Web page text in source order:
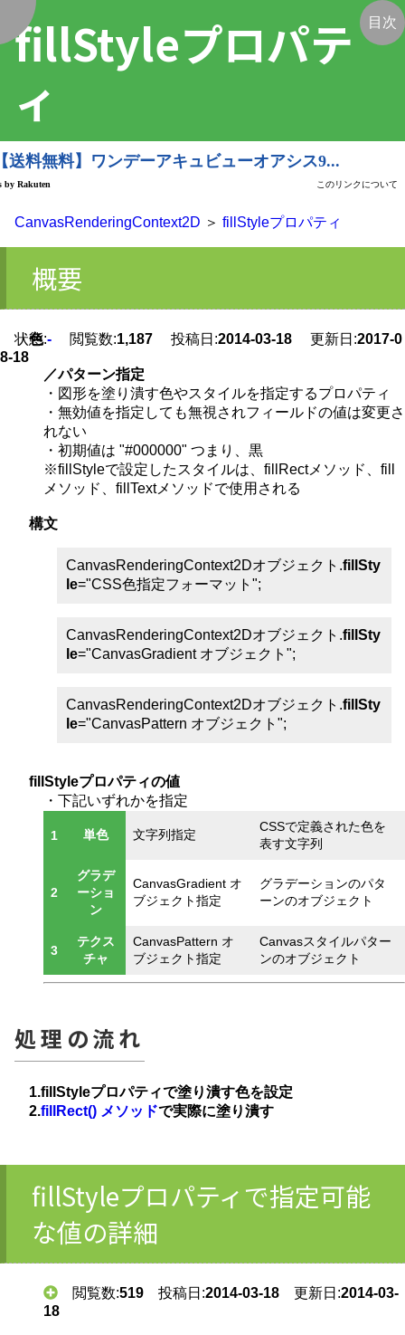
fillStyleプロパテ
ィ
CanvasRenderingContext2D ＞ fillStyleプロパティ
目次
概要
状態:- 閲覧数:1,187 投稿日:2014-03-18 更新日:2017-0
8-18
色
／パターン指定
・図形を塗り潰す色やスタイルを指定するプロパティ
・無効値を指定しても無視されフィールドの値は変更さ
れない
・初期値は "#000000" つまり、黒
※fillStyleで設定したスタイルは、fillRectメソッド、fill
メソッド、fillTextメソッドで使用される
構文
CanvasRenderingContext2Dオブジェクト.fillSty
le="CSS色指定フォーマット";
CanvasRenderingContext2Dオブジェクト.fillSty
le="CanvasGradient オブジェクト";
CanvasRenderingContext2Dオブジェクト.fillSty
le="CanvasPattern オブジェクト";
fillStyleプロパティの値
・下記いずれかを指定
1 単色 文字列指定
CSSで定義された色を
表す文字列
2
グラデ
ーショ
ン
CanvasGradient オ
ブジェクト指定
グラデーションのパタ
ーンのオブジェクト
3
テクス
チャ
CanvasPattern オ
ブジェクト指定
Canvasスタイルパター
ンのオブジェクト
処理の流れ
1.fillStyleプロパティで塗り潰す色を設定
2.fillRect() メソッドで実際に塗り潰す
fillStyleプロパティで指定可能
な値の詳細
閲覧数:519 投稿日:2014-03-18 更新日:2014-03-
18